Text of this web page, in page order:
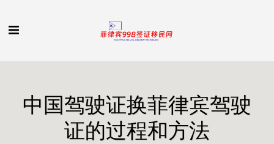
中国驾驶证换菲律宾驾驶
证的过程和方法